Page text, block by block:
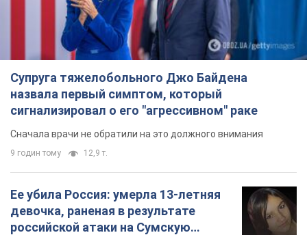
Супруга тяжелобольного Джо Байдена
назвала первый симптом, который
сигнализировал о его "агрессивном" раке
Сначала врачи не обратили на это должного внимания
9 годин тому 12,9 т.
Ее убила Россия: умерла 13-летняя
девочка, раненая в результате
российской атаки на Сумскую